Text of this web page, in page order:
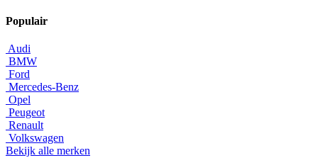
Populair
Audi
BMW
Ford
Mercedes-Benz
Opel
Peugeot
Renault
Volkswagen
Bekijk alle merken